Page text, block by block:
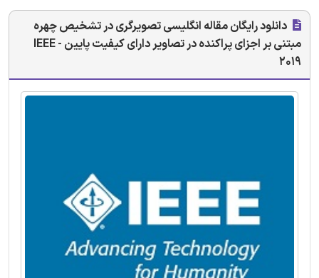
دانلود رایگان مقاله انگلیسی تصویرگری در تشخیص چهره
مبتنی بر اجزای پراکنده در تصاویر دارای کیفیت پایین - IEEE
2019